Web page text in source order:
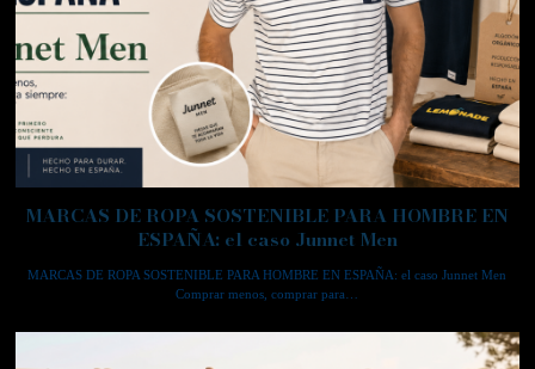
MARCAS DE ROPA SOSTENIBLE PARA HOMBRE EN
ESPAÑA: el caso Junnet Men
MARCAS DE ROPA SOSTENIBLE PARA HOMBRE EN ESPAÑA: el caso Junnet Men
Comprar menos, comprar para…